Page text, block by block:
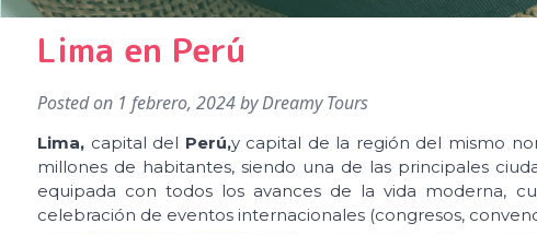
Lima en Perú
Posted on 1 febrero, 2024byDreamy Tours
Lima, capital del Perú,y capital de la región del mismo
millones de habitantes, siendo una de las principales
equipada con todos los avances de la vida moderna,
celebración de eventos internacionales (congresos,